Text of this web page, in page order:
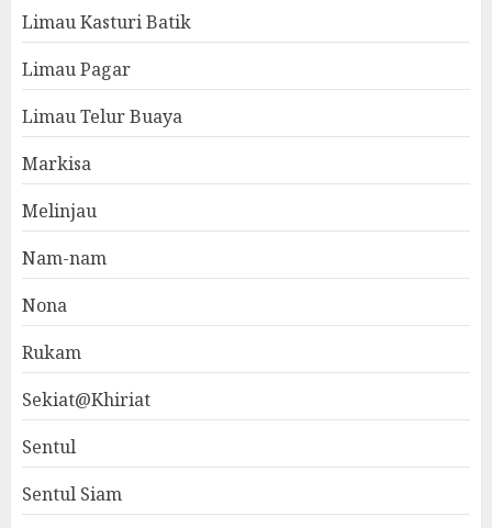
Limau Kasturi Batik
Limau Pagar
Limau Telur Buaya
Markisa
Melinjau
Nam-nam
Nona
Rukam
Sekiat@Khiriat
Sentul
Sentul Siam